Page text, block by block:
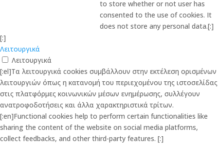
to store whether or not user has
consented to the use of cookies. It
does not store any personal data.[:]
[:]
Λειτουργικά
Λειτουργικά
[:el]Τα λειτουργικά cookies συμβάλλουν στην εκτέλεση ορισμένων
λειτουργιών όπως η κατανομή του περιεχομένου της ιστοσελίδας
στις πλατφόρμες κοινωνικών μέσων ενημέρωσης, συλλέγουν
ανατροφοδοτήσεις και άλλα χαρακτηριστικά τρίτων.
[:en]Functional cookies help to perform certain functionalities like
sharing the content of the website on social media platforms,
collect feedbacks, and other third-party features. [:]